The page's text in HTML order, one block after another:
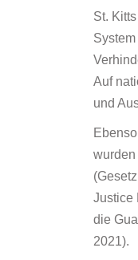
St.
Auf
und
wurden
Justice
die
2021).